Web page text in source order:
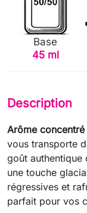
Base
45 ml
Description
Arôme
vous transporte
goût authentique
une touche
régressives et
parfait pour vos